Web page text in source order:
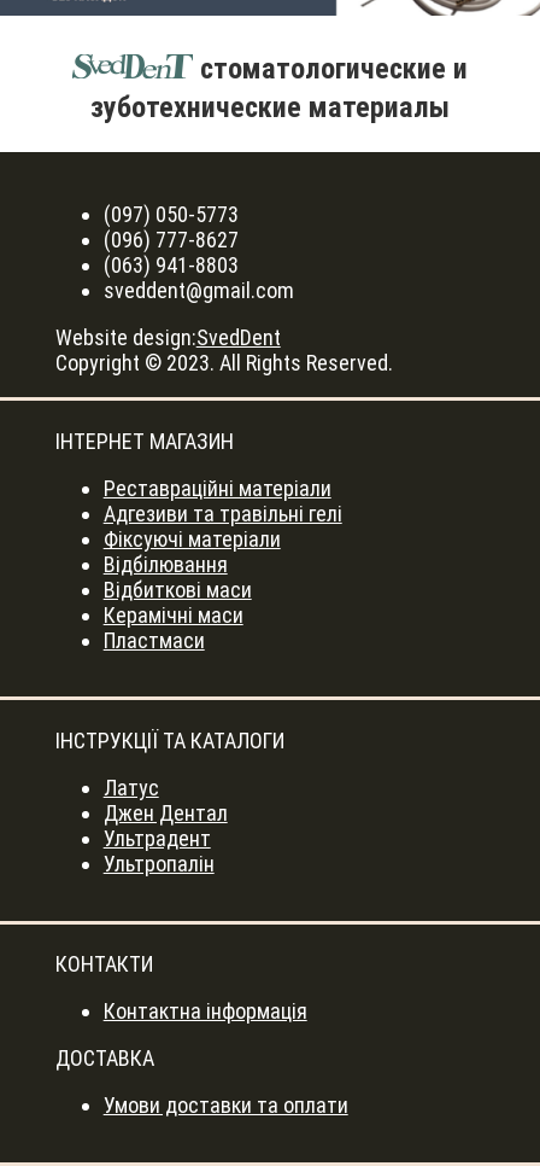
стоматологические и
зуботехнические материалы
(097) 050-5773
(096) 777-8627
(063) 941-8803
sveddent@gmail.com
Website design:SvedDent
Copyright © 2023. All Rights Reserved.
ІНТЕРНЕТ МАГАЗИН
Реставраційні матеріали
Адгезиви та травільні гелі
Фіксуючі матеріали
Відбілювання
Відбиткові маси
Керамічні маси
Пластмаси
ІНСТРУКЦІЇ ТА КАТАЛОГИ
Латус
Джен Дентал
Ультрадент
Ультропалін
КОНТАКТИ
Контактна інформація
ДОСТАВКА
Умови доставки та оплати